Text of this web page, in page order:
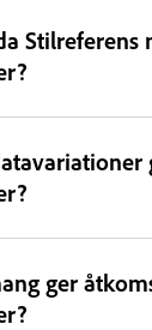
Stilreferens
ger